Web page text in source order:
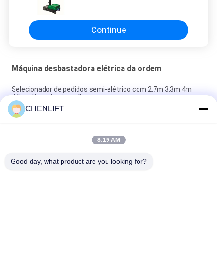
Continue
Máquina desbastadora elétrica da ordem
Selecionador de pedidos semi-elétrico com 2.7m 3.3m 4m
4.5m altura de elevação
Modelo FSEP Autopropelido Plataforma Aérea Totalmente
Elétrica Cor Personalizada
Autopropulsão de seleção de ordens aéreas totalmente
CHENLIFT
8:19 AM
Good day, what product are you looking for?